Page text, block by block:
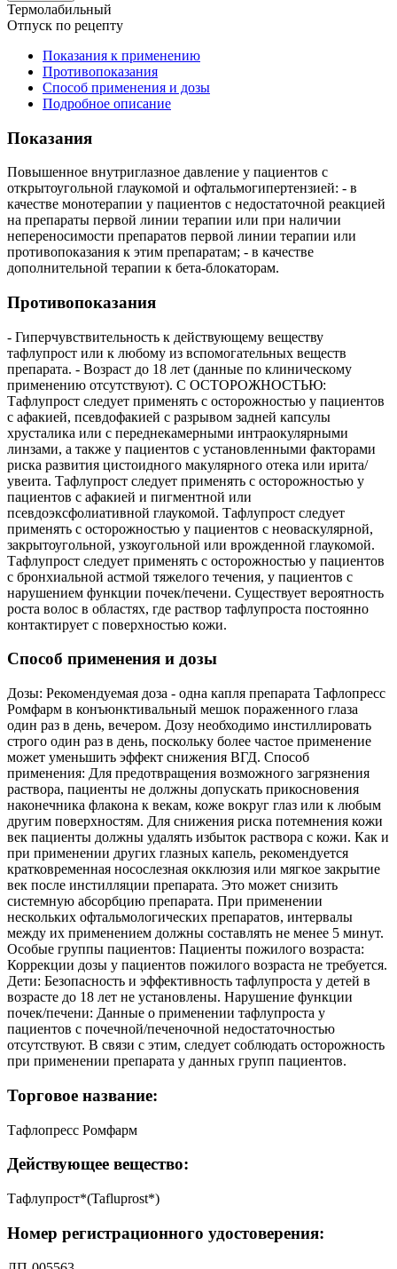
Термолабильный
Отпуск по рецепту
Показания к применению
Противопоказания
Способ применения и дозы
Подробное описание
Показания
Повышенное внутриглазное давление у пациентов с
открытоугольной глаукомой и офтальмогипертензией: - в
качестве монотерапии у пациентов с недостаточной реакцией
на препараты первой линии терапии или при наличии
непереносимости препаратов первой линии терапии или
противопоказания к этим препаратам; - в качестве
дополнительной терапии к бета-блокаторам.
Противопоказания
- Гиперчувствительность к действующему веществу
тафлупрост или к любому из вспомогательных веществ
препарата. - Возраст до 18 лет (данные по клиническому
применению отсутствуют). С ОСТОРОЖНОСТЬЮ:
Тафлупрост следует применять с осторожностью у пациентов
с афакией, псевдофакией с разрывом задней капсулы
хрусталика или с переднекамерными интраокулярными
линзами, а также у пациентов с установленными факторами
риска развития цистоидного макулярного отека или ирита/
увеита. Тафлупрост следует применять с осторожностью у
пациентов с афакией и пигментной или
псевдоэксфолиативной глаукомой. Тафлупрост следует
применять с осторожностью у пациентов с неоваскулярной,
закрытоугольной, узкоугольной или врожденной глаукомой.
Тафлупрост следует применять с осторожностью у пациентов
с бронхиальной астмой тяжелого течения, у пациентов с
нарушением функции почек/печени. Существует вероятность
роста волос в областях, где раствор тафлупроста постоянно
контактирует с поверхностью кожи.
Способ применения и дозы
Дозы: Рекомендуемая доза - одна капля препарата Тафлопресс
Ромфарм в конъюнктивальный мешок пораженного глаза
один раз в день, вечером. Дозу необходимо инстиллировать
строго один раз в день, поскольку более частое применение
может уменьшить эффект снижения ВГД. Способ
применения: Для предотвращения возможного загрязнения
раствора, пациенты не должны допускать прикосновения
наконечника флакона к векам, коже вокруг глаз или к любым
другим поверхностям. Для снижения риска потемнения кожи
век пациенты должны удалять избыток раствора с кожи. Как и
при применении других глазных капель, рекомендуется
кратковременная носослезная окклюзия или мягкое закрытие
век после инстилляции препарата. Это может снизить
системную абсорбцию препарата. При применении
нескольких офтальмологических препаратов, интервалы
между их применением должны составлять не менее 5 минут.
Особые группы пациентов: Пациенты пожилого возраста:
Коррекции дозы у пациентов пожилого возраста не требуется.
Дети: Безопасность и эффективность тафлупроста у детей в
возрасте до 18 лет не установлены. Нарушение функции
почек/печени: Данные о применении тафлупроста у
пациентов с почечной/печеночной недостаточностью
отсутствуют. В связи с этим, следует соблюдать осторожность
при применении препарата у данных групп пациентов.
Торговое название:
Тафлопресс Ромфарм
Действующее вещество:
Тафлупрост*(Tafluprost*)
Номер регистрационного удостоверения: